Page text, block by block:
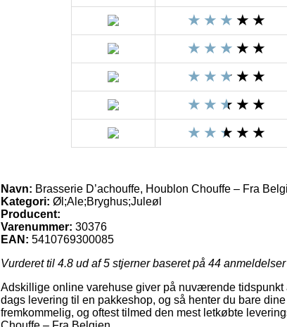
Navn: Brasserie D’achouffe, Houblon Chouffe – Fra
Kategori: Øl;Ale;Bryghus;Juleøl
Producent:
Varenummer: 30376
EAN: 5410769300085
Vurderet til 4.8 ud af 5 stjerner baseret på 44 anmeldelser
Adskillige online varehuse giver på nuværende
dags levering til en pakkeshop, og så henter du bare
fremkommelig, og oftest tilmed den mest letkøbte